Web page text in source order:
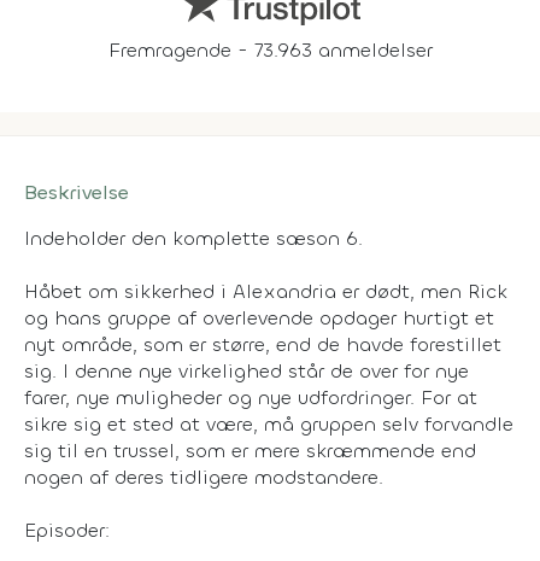
Fremragende - 73.963 anmeldelser
Beskrivelse
Indeholder den komplette sæson 6.
Håbet om sikkerhed i Alexandria er dødt, men Rick
og hans gruppe af overlevende opdager hurtigt et
nyt område, som er større, end de havde forestillet
sig. I denne nye virkelighed står de over for nye
farer, nye muligheder og nye udfordringer. For at
sikre sig et sted at være, må gruppen selv forvandle
sig til en trussel, som er mere skræmmende end
nogen af deres tidligere modstandere.
Episoder: